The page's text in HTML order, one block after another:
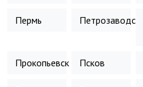
Пермь Петрозаводск
Прокопьевск Псков